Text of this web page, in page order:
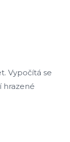
Vypočítá se
hrazené